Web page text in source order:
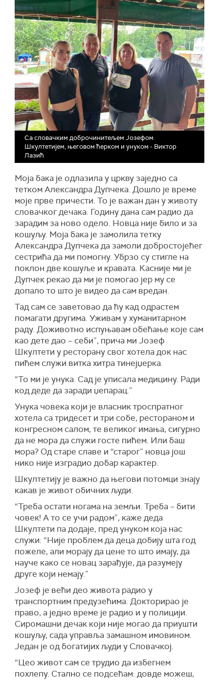
Са словачким доброчинитељем Јозефом
Шкултетијем, његовом ћерком и унуком - Виктор
Лазић
Моја бака је одлазила у цркву заједно са
тетком Александра Дупчека. Дошло је време
моје прве причести. То је важан дан у животу
словачког дечака. Годину дана сам радио да
зарадим за ново одело. Новца није било и за
кошуљу. Моја бака је замолила тетку
Александра Дупчека да замоли добростојећег
сестрића да ми помогну. Убрзо су стигле на
поклон две кошуље и кравата. Касније ми је
Дупчек рекао да ми је помогао јер му се
допало то што је видео да сам вредан.
Тад сам се заветовао да ћу кад одрастем
помагати другима. Уживам у хуманитарном
раду. Доживотно испуњавам обећање које сам
као дете дао – себи”, прича ми Јозеф
Шкултети у ресторану свог хотела док нас
пићем служи витка хитра тинејџерка.
“То ми је унука. Сад је уписала медицину. Ради
код деде да заради џепарац.”
Унука човека који је власник троспратног
хотела са тридесет и три собе, рестораном и
конгресном салом, те великог имања, сигурно
да не мора да служи госте пићем. Или баш
мора? Од старе славе и “старог” новца још
нико није изградио добар карактер.
Шкултетију је важно да његови потомци знају
какав је живот обичних људи.
“Треба остати ногама на земљи. Треба – бити
човек! А то се учи радом”, каже деда
Шкултети па додаје, пред унуком која нас
служи: “Није проблем да деца добију шта год
пожеле, али морају да цене то што имају, да
науче како се новац зарађује, да разумеју
друге који немају.”
Јозеф је већи део живота радио у
транспортним предузећима. Докторирао је
право, а једно време је радио и у полицији.
Сиромашни дечак који није могао да приушти
кошуљу, сада управља замашном имовином.
Један је од богатијих људи у Словачкој.
“Цео живот сам се трудио да избегнем
похлепу. Стално се подсећам: довде можеш,